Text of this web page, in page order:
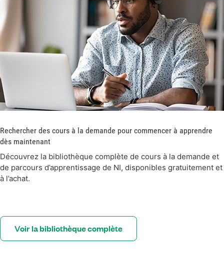
Rechercher des cours à la demande pour commencer à apprendre
dès maintenant
Découvrez la bibliothèque complète de cours à la demande et
de parcours d’apprentissage de NI, disponibles gratuitement et
à l’achat.
Voir la bibliothèque complète